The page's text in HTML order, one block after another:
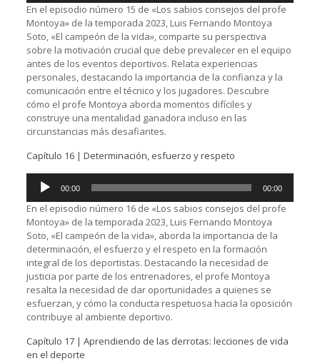
audio
En el episodio número 15 de «Los sabios consejos del profe
Montoya» de la temporada 2023, Luis Fernando Montoya
Soto, «El campeón de la vida», comparte su perspectiva
sobre la motivación crucial que debe prevalecer en el equipo
antes de los eventos deportivos. Relata experiencias
personales, destacando la importancia de la confianza y la
comunicación entre el técnico y los jugadores. Descubre
cómo el profe Montoya aborda momentos difíciles y
construye una mentalidad ganadora incluso en las
circunstancias más desafiantes.
Capítulo 16 | Determinación, esfuerzo y respeto
Reproductor
audio
00:00 00:00
En el episodio número 16 de «Los sabios consejos del profe
Montoya» de la temporada 2023, Luis Fernando Montoya
Soto, «El campeón de la vida», aborda la importancia de la
determinación, el esfuerzo y el respeto en la formación
integral de los deportistas. Destacando la necesidad de
justicia por parte de los entrenadores, el profe Montoya
resalta la necesidad de dar oportunidades a quienes se
esfuerzan, y cómo la conducta respetuosa hacia la oposición
contribuye al ambiente deportivo.
Capítulo 17 | Aprendiendo de las derrotas: lecciones de vida
en el deporte